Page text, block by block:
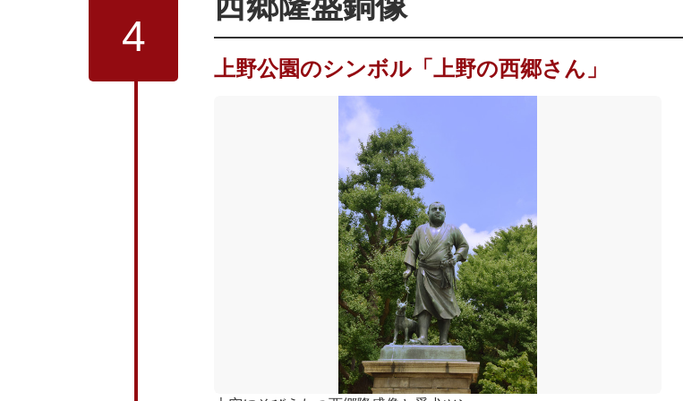
4
上野公園のシンボル「上野の西郷さん」